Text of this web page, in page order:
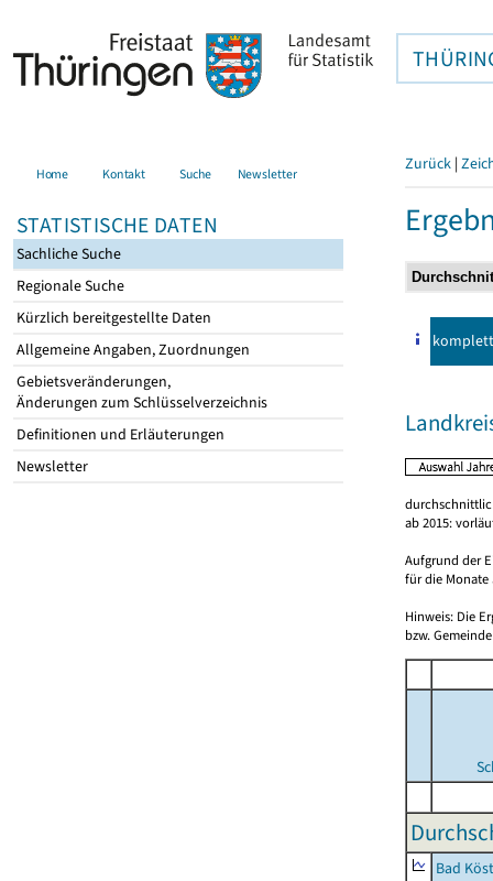
Home Kontakt Suche Newsletter
STATISTISCHE DATEN
Sachliche Suche
Regionale Suche
Kürzlich bereitgestellte Daten
Allgemeine Angaben, Zuordnungen
Gebietsveränderungen,
Änderungen zum Schlüsselverzeichnis
Definitionen und Erläuterungen
Newsletter
Zurück |
komplett
ab 2015:
Aufgrund der
für die Monate
Hinweis: Die
bzw.
Bad